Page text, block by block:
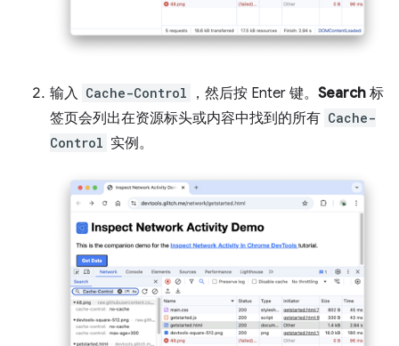
输入 Cache-Control ，然后按 Enter 键。 Search 标
签页会列出在资源标头或内容中找到的所有 Cache-
Control 实例。